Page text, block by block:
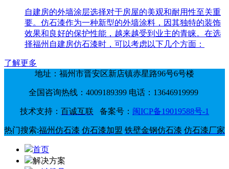
自建房的外墙涂层选择对于房屋的美观和耐用性至关重
要。仿石漆作为一种新型的外墙涂料，因其独特的装饰
效果和良好的保护性能，越来越受到业主的青睐。在选
择福州自建房仿石漆时，可以考虑以下几个方面：
了解更多
地址：福州市晋安区新店镇赤星路96号6号楼
全国咨询热线：4009189399 电话：13646919999
技术支持： 百诚互联 备案号： 闽ICP备19019588号-1
热门搜索:福州仿石漆 仿石漆加盟 铁壁金钢仿石漆 仿石漆厂家
首页
解决方案